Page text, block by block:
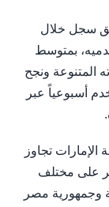
سجل خلال
من مستخدميه، بمتوسط
المتنوعة ونجح
من 250 ألف مستخدم أسبوعياً عبر
تجاوز
على مختلف
وجمهورية مصر